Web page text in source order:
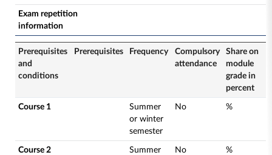
Exam repetition
information
Prerequisites
and
conditions
Prerequisites Frequency
Compulsory
attendance
Share on
module
grade in
percent
Course 1
Summer
or winter
semester
No %
Course 2 Summer No %